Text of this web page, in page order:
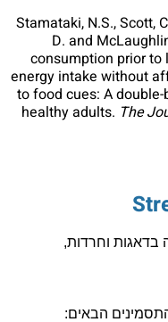
Stamataki, N.S., Scott,
D. and
consumption prior to
energy intake without
to food cues: A
healthy adults. The
בדאגות וחרדות,
הבאים: